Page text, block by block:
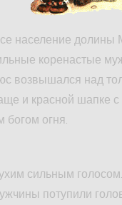
население долины
коренастые
возвышался над
и красной шапке
огня.
сильным
потупили